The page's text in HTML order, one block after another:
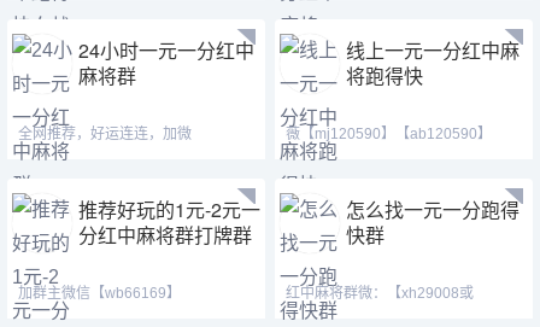
24小时一元一分红中
麻将群
全网推荐，好运连连，加微
【xh29008或xh19008】【tj19008
线上一元一分红中麻
将跑得快
薇【mj120590】【ab120590】
【hf420624】，最火热的跑得
推荐好玩的1元-2元一
分红中麻将群打牌群
加群主微信【wb66169】
【wb66511】 一局一清，真人实战，
怎么找一元一分跑得
快群
红中麻将群微：【xh29008或
xh19008】【tj19008】QQ：(3782